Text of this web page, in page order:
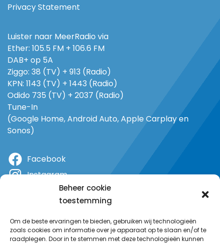
Beheer cookie
toestemming
Om de beste ervaringen te bieden, gebruiken wij technologieën
zoals cookies om informatie over je apparaat op te slaan en/of te
raadplegen. Door in te stemmen met deze technologieën kunnen
Privacy Statement
Luister naar MeerRadio via
Ether: 105.5 FM + 106.6 FM
DAB+ op 5A
Ziggo: 38 (TV) + 913 (Radio)
KPN: 1143 (TV) + 1443 (Radio)
Odido 735 (TV) + 2037 (Radio)
Tune-In
(Google Home, Android Auto, Apple Carplay en
Sonos)
Facebook
Instagram
YouTube